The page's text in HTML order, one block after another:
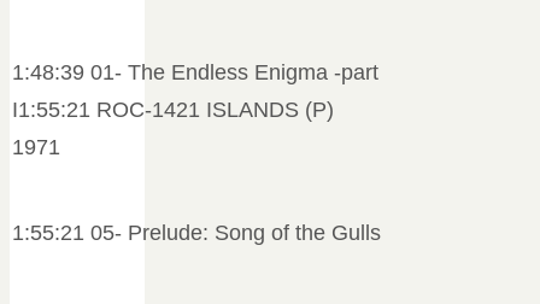
1:48:39 01- The Endless Enigma -part
I1:55:21 ROC-1421 ISLANDS (P)
1971
1:55:21 05- Prelude: Song of the Gulls